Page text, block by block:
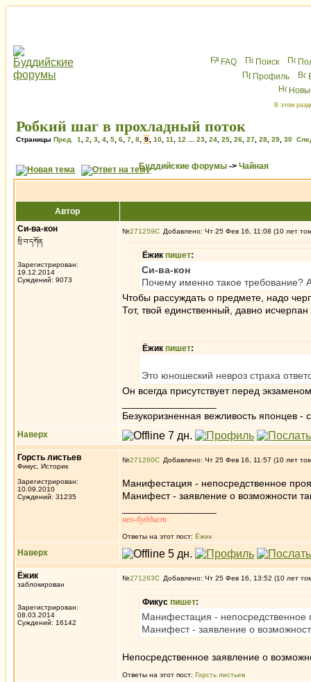
FAQ Поиск
Профиль
В этом
Робкий шаг в прохладный поток
Страницы Пред. 1 2 3 4 5 6 7 8 9 10 11 12 23 24 25 26 27 28 29 30
Буддийские форумы -> Чайная
Автор
Си-ва-кон
སྲི་བ་དཀོན
Зарегистрирован:
19.12.2014
Суждений: 9073
№271259 Добавлено: Чт 25 Фев 16, 11:08 (10 лет
Ёжик пишет:
Си-ва-кон
Почему именно такое требование?
Чтобы рассуждать о предмете, надо
Тот, твой единственный, давно исчерпан
Ёжик пишет:
Это юношеский невроз страха
Он всегда присутствует перед
Безукоризненная вежливость японцев -
Наверх
Горсть листьев
Фикус, Историк
Зарегистрирован:
10.09.2010
Суждений: 31235
№271260 Добавлено: Чт 25 Фев 16, 11:57 (10 лет
Манифестация - непосредственное
Манифест - заявление о возможности
нео-буддист
Ответы на этот пост: Ёжик
Наверх
Ёжик
заблокирован
Зарегистрирован:
08.03.2014
Суждений: 16142
№271263 Добавлено: Чт 25 Фев 16, 13:52 (10 лет
Фикус пишет:
Манифестация - непосредственное
Манифест - заявление о
Непосредственное заявление о
Ответы на этот пост: Горсть листьев